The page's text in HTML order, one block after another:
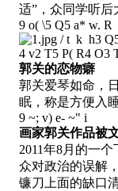
适”，众同学听
9 o( \5 Q5 a* w. R
/ t k h3
4 v2 T5 P( R4 O3
郭关的恋物癖
郭关爱琴如命，
眠，称是方便入
9 ~; v) e- ~" i
画家郭关作品被
2011年8月的一
众对政治的误解
镰刀上面的缺口